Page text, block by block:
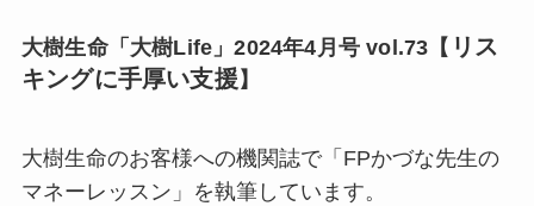
大樹生命「大樹Life」2024年4月号 vol.73【 リス
キングに手厚い支援 】
大樹生命のお客様への機関誌で「FPかづな先生の
マネーレッスン」を執筆しています。